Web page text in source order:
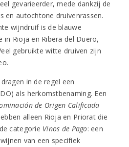
gevarieerder, mede dankzij de
en autochtone druivenrassen.
wijndruif is de blauwe
Rioja en Ribera del Duero,
gebruikte witte druiven zijn
in de regel een
als herkomstbenaming. Een
de Origen Calificada
alleen Rioja en Priorat die
categorie Vinos de Pago: een
van een specifiek